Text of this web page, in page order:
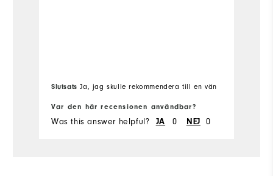
Slutsats Ja, jag skulle rekommendera till en vän
Var den här recensionen användbar?
Was this answer helpful? JA 0 NEJ 0